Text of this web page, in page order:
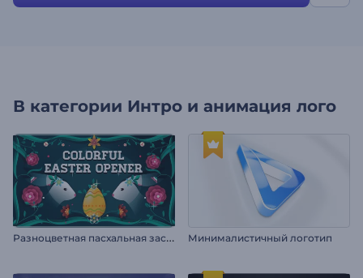
В категории Интро и анимация лого
Р
азноцветная пасхальная заставка Минималистичный логотип